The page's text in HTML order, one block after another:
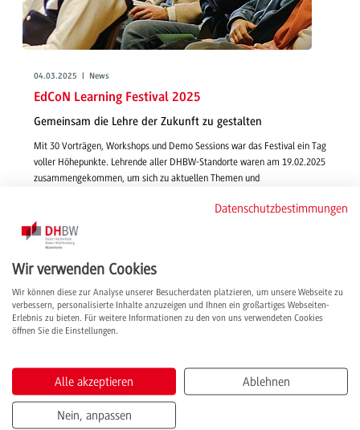
04.03.2025 | News
EdCoN Learning Festival 2025
Gemeinsam die Lehre der Zukunft zu gestalten
Mit 30 Vorträgen, Workshops und Demo Sessions war das Festival ein Tag
voller Höhepunkte. Lehrende aller DHBW-Standorte waren am 19.02.2025
zusammengekommen, um sich zu aktuellen Themen und
weiterlesen
Datenschutzbestimmungen
Wir verwenden Cookies
Wir können diese zur Analyse unserer Besucherdaten platzieren, um unsere Webseite zu
verbessern, personalisierte Inhalte anzuzeigen und Ihnen ein großartiges Webseiten-
Erlebnis zu bieten. Für weitere Informationen zu den von uns verwendeten Cookies
öffnen Sie die Einstellungen.
Alle akzeptieren Ablehnen
Nein, anpassen